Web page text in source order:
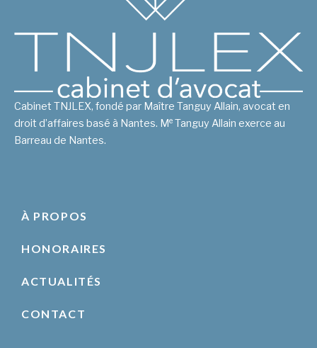
Cabinet TNJLEX, fondé par Maître Tanguy Allain, avocat en
droit d’affaires basé à Nantes. Me Tanguy Allain exerce au
Barreau de Nantes.
À PROPOS
HONORAIRES
ACTUALITÉS
CONTACT